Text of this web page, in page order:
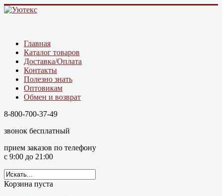
Главная
Каталог товаров
Доставка/Оплата
Контакты
Полезно знать
Оптовикам
Обмен и возврат
8-800-700-37-49
звонок бесплатный
прием заказов по телефону
с 9:00 до 21:00
Корзина пуста